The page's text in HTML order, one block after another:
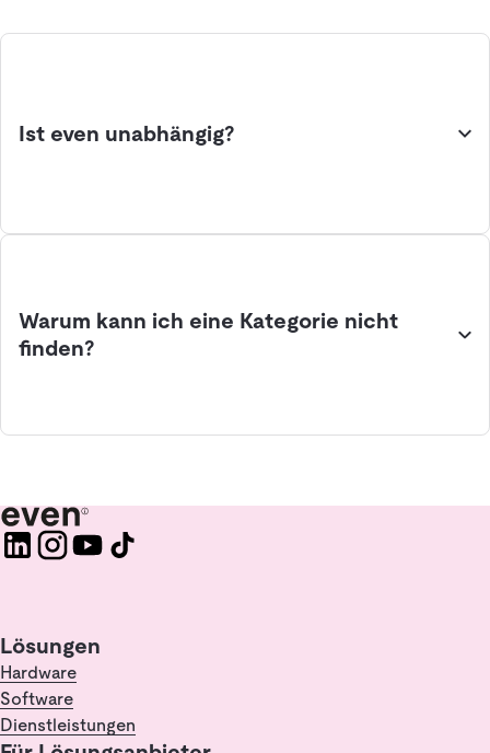
Ist even unabhängig?
Warum kann ich eine Kategorie nicht
finden?
Lösungen
Hardware
Software
Dienstleistungen